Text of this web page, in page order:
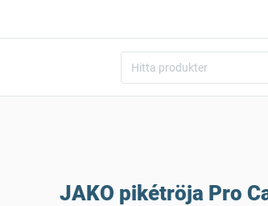
JAKO pikétröja Pro